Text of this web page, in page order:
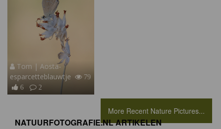
Tom | Aosta-
esparcetteblauwtje
79
6
2
More Recent Nature Pictures...
NATUURFOTOGRAFIE.NL ARTIKELEN